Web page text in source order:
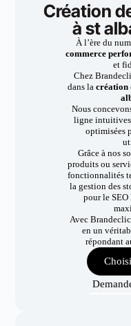
Création
à st
À l’ère du
commerce
et
Chez
dans la création
Nous
ligne
optimisées
Grâce à nos
produits ou
fonctionnalités
la gestion des
pour le
Avec
en un
répondant